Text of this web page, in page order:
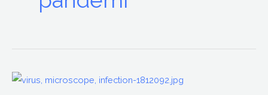
Human